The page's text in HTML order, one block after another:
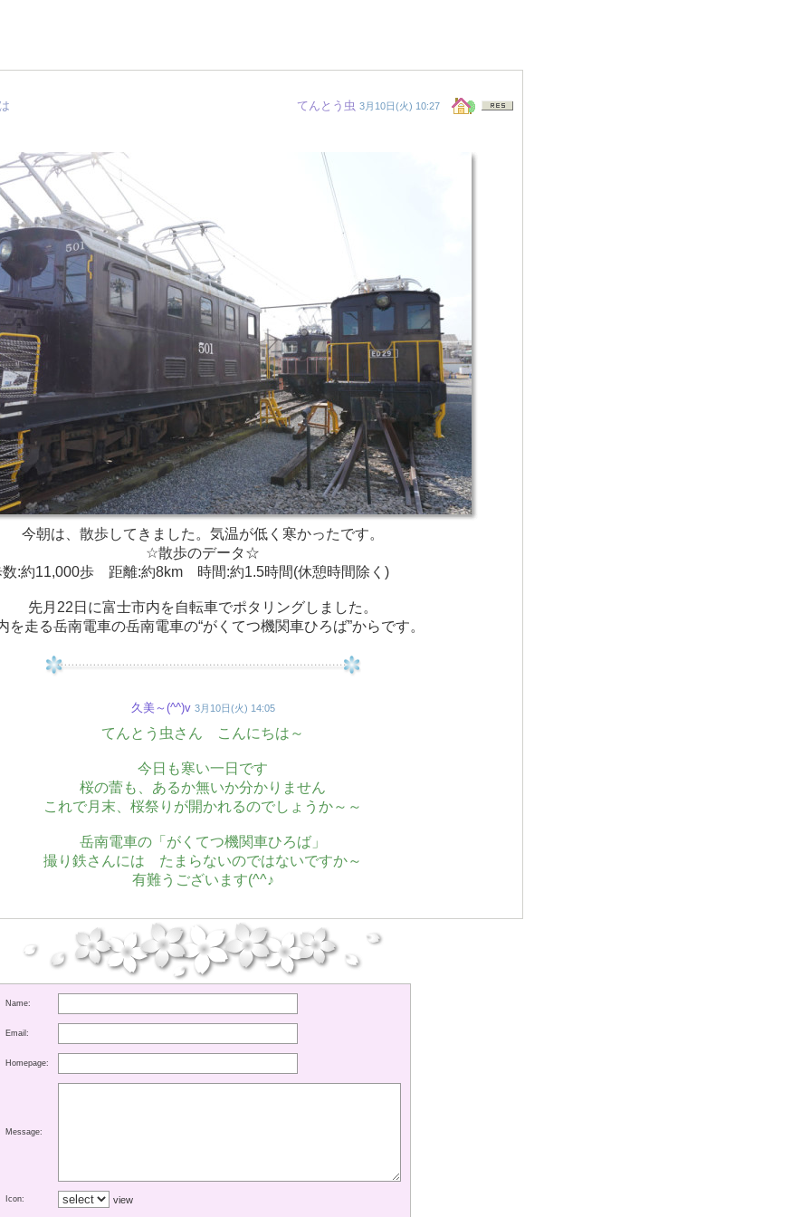
てんとう虫 3月10日(火) 10:27
今朝は、散歩してきました。気温が低く寒かったです。
☆散歩のデータ☆
数:約11,000歩 距離:約8km 時間:約1.5時間(休憩時間除く)
先月22日に富士市内を自転車でポタリングしました。
を走る岳南電車の岳南電車の“がくてつ機関車ひろば”からです。
久美～(^^)v 3月10日(火) 14:05
てんとう虫さん こんにちは～
今日も寒い一日です
桜の蕾も、あるか無いか分かりません
これで月末、桜祭りが開かれるのでしょうか～～
岳南電車の「がくてつ機関車ひろば」
撮り鉄さんには たまらないのではないですか～
有難うございます(^^♪
Name:
Email:
Homepage:
Message:
Icon: view